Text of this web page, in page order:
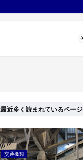
最近多く読まれているページ
交通機関